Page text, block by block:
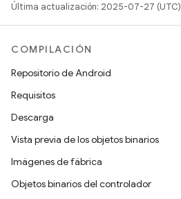
Última actualización: 2025-07-27 (UTC)
COMPILACIÓN
Repositorio de Android
Requisitos
Descarga
Vista previa de los objetos binarios
Imágenes de fábrica
Objetos binarios del controlador